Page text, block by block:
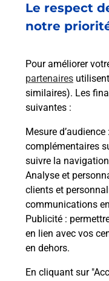
Le respect
notre
Pour améliorer
partenaires
similaires). Les
suivantes :
Mesure d’audience
complémentaires
suivre la
Analyse et
clients et
communications
Publicité :
en lien avec vos
en dehors.
En cliquant sur
Ouvert
Questions
Quel réseau
Est-ce que je
numéro de